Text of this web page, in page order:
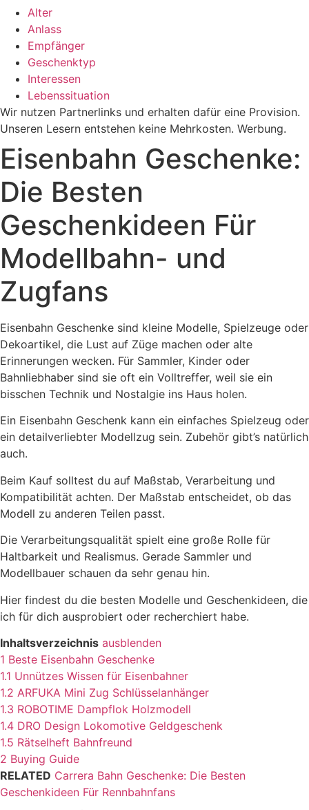
Alter
Anlass
Empfänger
Geschenktyp
Interessen
Lebenssituation
Wir nutzen Partnerlinks und erhalten dafür eine Provision.
Unseren Lesern entstehen keine Mehrkosten. Werbung.
Eisenbahn Geschenke:
Die Besten
Geschenkideen Für
Modellbahn- und
Zugfans
Eisenbahn Geschenke sind kleine Modelle, Spielzeuge oder
Dekoartikel, die Lust auf Züge machen oder alte
Erinnerungen wecken. Für Sammler, Kinder oder
Bahnliebhaber sind sie oft ein Volltreffer, weil sie ein
bisschen Technik und Nostalgie ins Haus holen.
Ein Eisenbahn Geschenk kann ein einfaches Spielzeug oder
ein detailverliebter Modellzug sein. Zubehör gibt’s natürlich
auch.
Beim Kauf solltest du auf Maßstab, Verarbeitung und
Kompatibilität achten. Der Maßstab entscheidet, ob das
Modell zu anderen Teilen passt.
Die Verarbeitungsqualität spielt eine große Rolle für
Haltbarkeit und Realismus. Gerade Sammler und
Modellbauer schauen da sehr genau hin.
Hier findest du die besten Modelle und Geschenkideen, die
ich für dich ausprobiert oder recherchiert habe.
Inhaltsverzeichnis ausblenden
1 Beste Eisenbahn Geschenke
1.1 Unnützes Wissen für Eisenbahner
1.2 ARFUKA Mini Zug Schlüsselanhänger
1.3 ROBOTIME Dampflok Holzmodell
1.4 DRO Design Lokomotive Geldgeschenk
1.5 Rätselheft Bahnfreund
2 Buying Guide
RELATED Carrera Bahn Geschenke: Die Besten
Geschenkideen Für Rennbahnfans